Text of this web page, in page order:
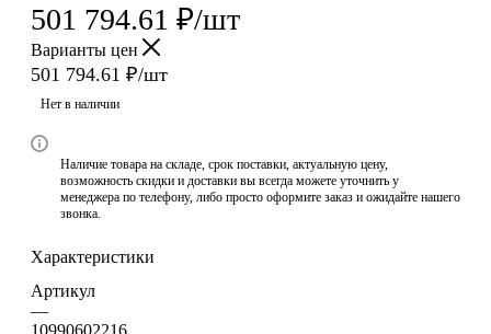
501 794.61 ₽/шт
Варианты цен
501 794.61 ₽/шт
Нет в наличии
Наличие товара на складе, срок поставки, актуальную цену,
возможность скидки и доставки вы всегда можете уточнить у
менеджера по телефону, либо просто оформите заказ и ожидайте нашего
звонка.
Характеристики
Артикул
—
10990602216